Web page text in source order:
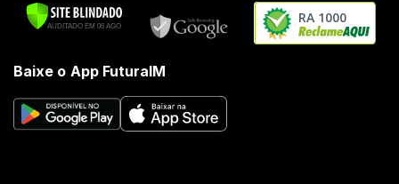
RA 1000
Baixe o App FuturaIM